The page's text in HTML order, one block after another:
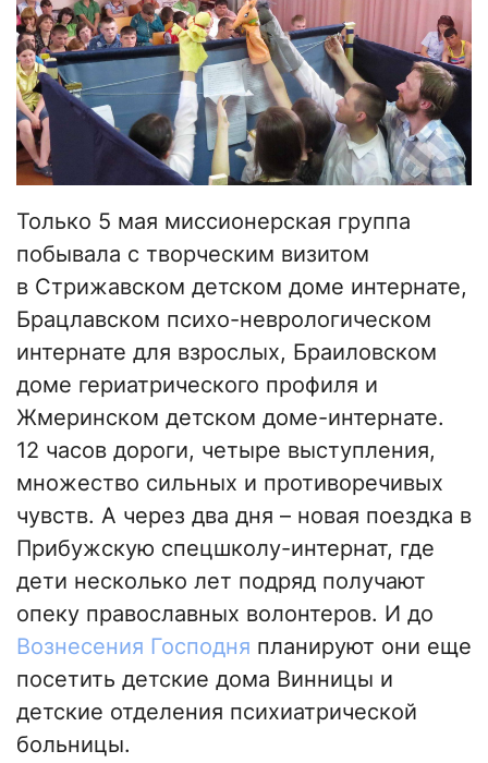
Только 5 мая миссионерская группа
побывала с творческим визитом
в Стрижавском детском доме интернате,
Брацлавском психо-неврологическом
интернате для взрослых, Браиловском
доме гериатрического профиля и
Жмеринском детском доме-интернате.
12 часов дороги, четыре выступления,
множество сильных и противоречивых
чувств. А через два дня – новая поездка в
Прибужскую спецшколу-интернат, где
дети несколько лет подряд получают
опеку православных волонтеров. И до
Вознесения Господня планируют они еще
посетить детские дома Винницы и
детские отделения психиатрической
больницы.